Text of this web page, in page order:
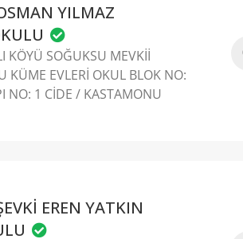
YILMAZ
KÖYÜ SOĞUKSU MEVKİİ
KÜME EVLERİ OKUL BLOK NO:
NO: 1 CİDE / KASTAMONU
EREN YATKIN